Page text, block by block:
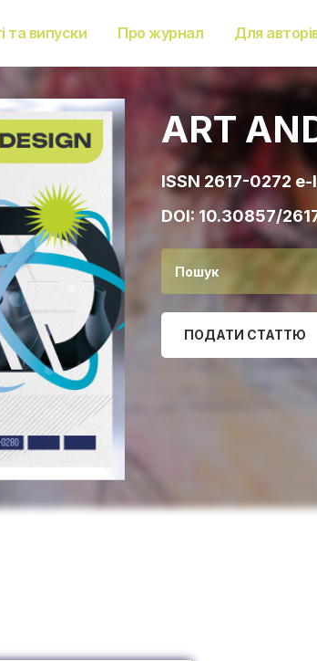
та випуски Про журнал Для
ART
ISSN 2617-0272
DOI:10.30857/
ПОДАТИ СТАТТЮ